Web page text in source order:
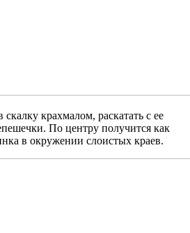
крахмалом, раскатать с ее
По центру получится как
в окружении слоистых краев.